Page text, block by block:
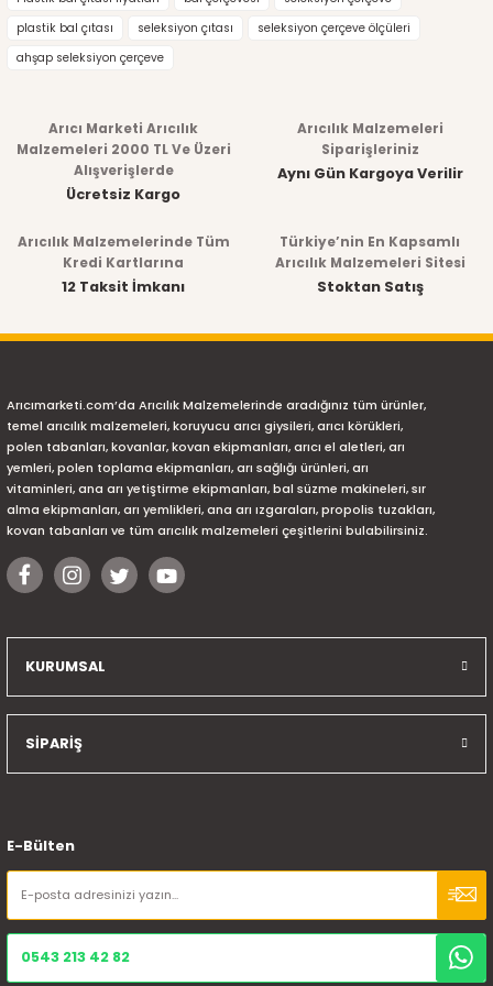
plastik bal çıtası
seleksiyon çıtası
seleksiyon çerçeve ölçüleri
ahşap seleksiyon çerçeve
Arıcı Marketi Arıcılık
Malzemeleri 2000 TL Ve Üzeri
Alışverişlerde
Ücretsiz Kargo
Arıcılık Malzemeleri
Siparişleriniz
Aynı Gün Kargoya Verilir
Arıcılık Malzemelerinde Tüm
Kredi Kartlarına
12 Taksit İmkanı
Türkiye’nin En Kapsamlı
Arıcılık Malzemeleri Sitesi
Stoktan Satış
Arıcımarketi.com’da Arıcılık Malzemelerinde aradığınız tüm ürünler,
temel arıcılık malzemeleri, koruyucu arıcı giysileri, arıcı körükleri,
polen tabanları, kovanlar, kovan ekipmanları, arıcı el aletleri, arı
yemleri, polen toplama ekipmanları, arı sağlığı ürünleri, arı
vitaminleri, ana arı yetiştirme ekipmanları, bal süzme makineleri, sır
alma ekipmanları, arı yemlikleri, ana arı ızgaraları, propolis tuzakları,
kovan tabanları ve tüm arıcılık malzemeleri çeşitlerini bulabilirsiniz.
KURUMSAL
SİPARİŞ
E-Bülten
0543 213 42 82